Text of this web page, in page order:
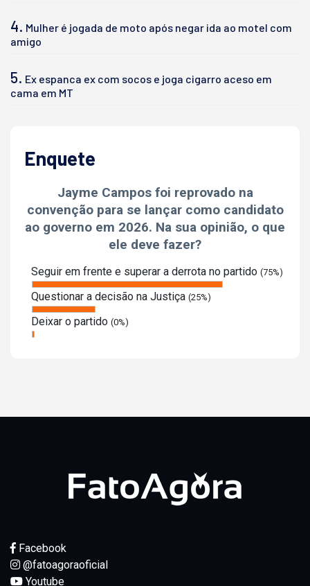
4. Mulher é jogada de moto após negar ida ao motel com
amigo
5. Ex espanca ex com socos e joga cigarro aceso em
cama em MT
Enquete
Jayme Campos foi reprovado na
convenção para se lançar como candidato
ao governo em 2026. Na sua opinião, o que
ele deve fazer?
Seguir em frente e superar a derrota no partido (75%)
Questionar a decisão na Justiça (25%)
Deixar o partido (0%)
Facebook
@fatoagoraoficial
Youtube